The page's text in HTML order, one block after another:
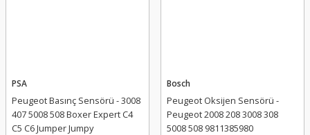
PSA
Peugeot Basınç Sensörü - 3008
407 5008 508 Boxer Expert C4
C5 C6 Jumper Jumpy
Bosch
Peugeot Oksijen Sensörü -
Peugeot 2008 208 3008 308
5008 508 9811385980